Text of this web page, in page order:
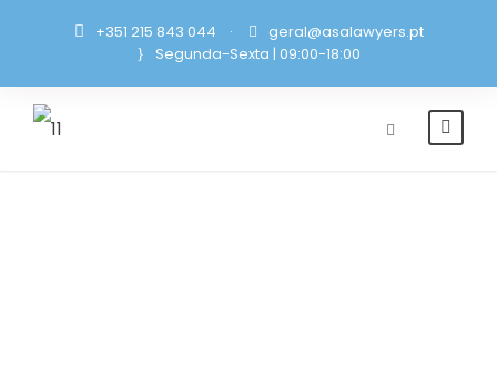
+351 215 843 044 ·
geral@asalawyers.pt
Segunda-Sexta | 09:00-18:00